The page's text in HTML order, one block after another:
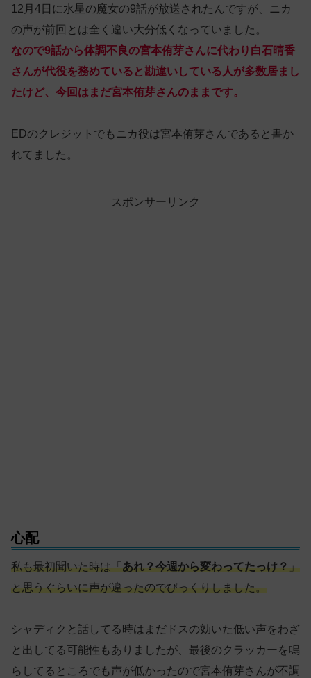
12月4日に水星の魔女の9話が放送されたんですが、ニカ
の声が前回とは全く違い大分低くなっていました。
なので9話から体調不良の宮本侑芽さんに代わり白石晴香
さんが代役を務めていると勘違いしている人が多数居まし
たけど、今回はまだ宮本侑芽さんのままです。
EDのクレジットでもニカ役は宮本侑芽さんであると書か
れてました。
スポンサーリンク
心配
私も最初聞いた時は「あれ？今週から変わってたっけ？」
と思うぐらいに声が違ったのでびっくりしました。
シャディクと話してる時はまだドスの効いた低い声をわざ
と出してる可能性もありましたが、最後のクラッカーを鳴
らしてるところでも声が低かったので宮本侑芽さんが不調